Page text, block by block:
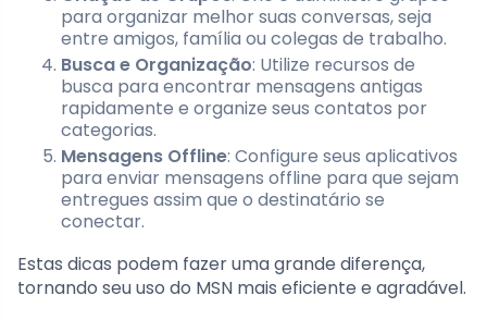
para organizar melhor suas conversas, seja
entre amigos, família ou colegas de trabalho.
Busca e Organização: Utilize recursos de
busca para encontrar mensagens antigas
rapidamente e organize seus contatos por
categorias.
Mensagens Offline: Configure seus aplicativos
para enviar mensagens offline para que sejam
entregues assim que o destinatário se
conectar.
Estas dicas podem fazer uma grande diferença,
tornando seu uso do MSN mais eficiente e agradável.